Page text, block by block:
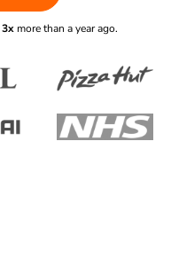
3x more than a year ago.